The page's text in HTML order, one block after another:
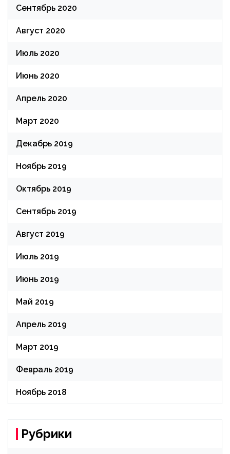
Сентябрь 2020
Август 2020
Июль 2020
Июнь 2020
Апрель 2020
Март 2020
Декабрь 2019
Ноябрь 2019
Октябрь 2019
Сентябрь 2019
Август 2019
Июль 2019
Июнь 2019
Май 2019
Апрель 2019
Март 2019
Февраль 2019
Ноябрь 2018
Рубрики